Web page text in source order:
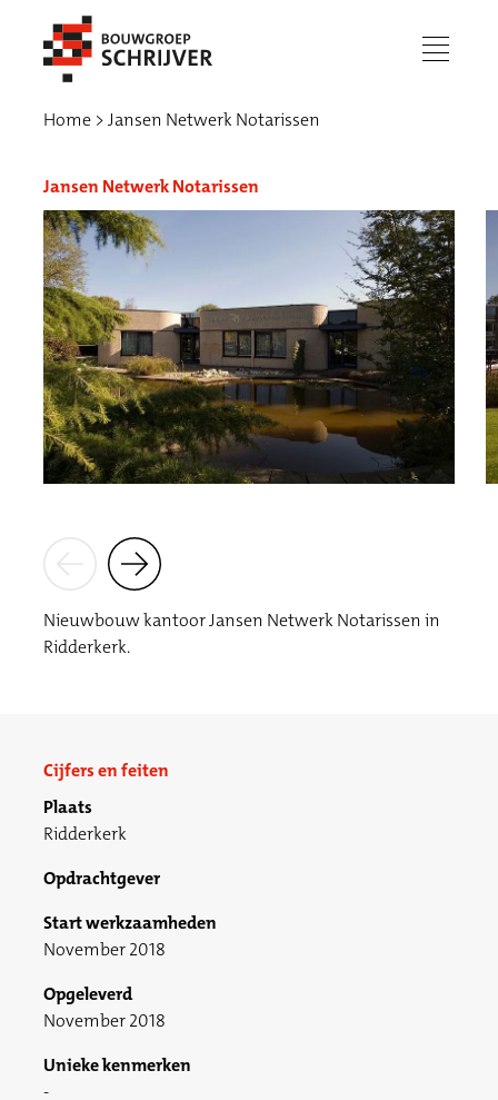
menu
Werken bij
Home Jansen Netwerk Notarissen
Jansen Netwerk Notarissen
Nieuwbouw kantoor Jansen Netwerk Notarissen in
Ridderkerk.
Cijfers en feiten
Plaats
Ridderkerk
Opdrachtgever
Start werkzaamheden
November 2018
Opgeleverd
November 2018
Unieke kenmerken